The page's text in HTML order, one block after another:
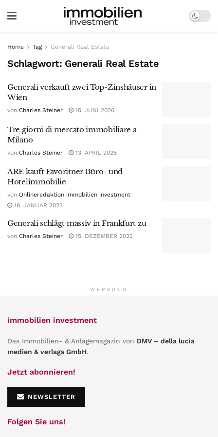
Home Tag Generali Real Estate
Schlagwort: Generali Real Estate
Generali verkauft zwei Top-Zinshäuser in
Wien
von Charles Steiner 15. JUNI 2026
Tre giorni di mercato immobiliare a
Milano
von Charles Steiner 13. APRIL 2026
ARE kauft Favoritner Büro- und
Hotelimmobilie
von Onlineredaktion immobilien investment
18. JANUAR 2023
Generali schlägt massiv in Frankfurt zu
von Charles Steiner 15. DEZEMBER 2022
WERBUNG
immobilien investment
Das Immobilien- & Anlagemagazin von DMV – della lucia
medien & verlags GmbH.
Jetzt abonnieren!
NEWSLETTER
Folgen Sie uns!